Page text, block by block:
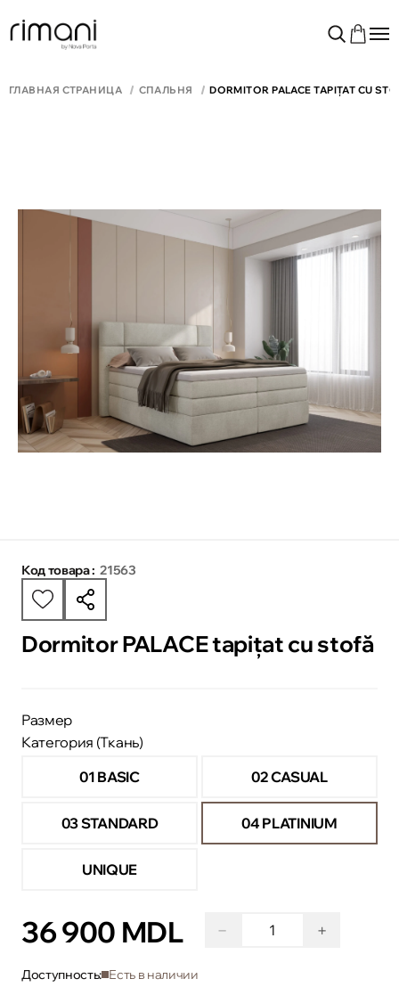
ГЛАВНАЯ СТРАНИЦА СПАЛЬНЯ DORMITOR PALACE TAPIȚAT CU
Код товара : 21563
Dormitor PALACE tapițat cu stofă
Размер
Категория (Ткань)
01 BASIC
02 CASUAL
03 STANDARD 04 PLATINIUM
UNIQUE
36 900 MDL − +
Доступность: Есть в наличии